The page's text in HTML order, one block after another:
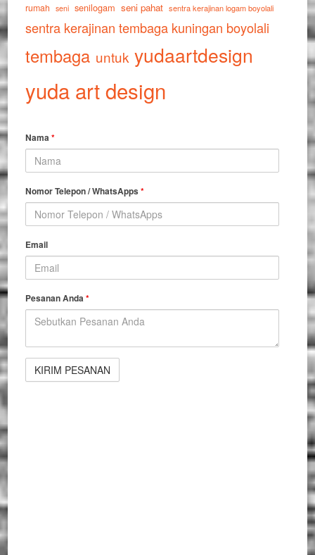
rumah seni senilogam seni pahat sentra kerajinan logam boyolali
sentra kerajinan tembaga kuningan boyolali
tembaga untuk yudaartdesign
yuda art design
Nama*
Nomor Telepon / WhatsApps*
Email
Pesanan Anda*